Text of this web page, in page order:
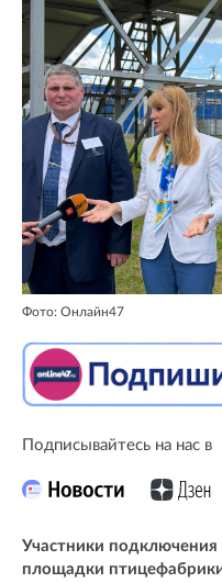
Фото: Онлайн47
Подписывайтесь на нас в
Участники
площадки птицефабрики